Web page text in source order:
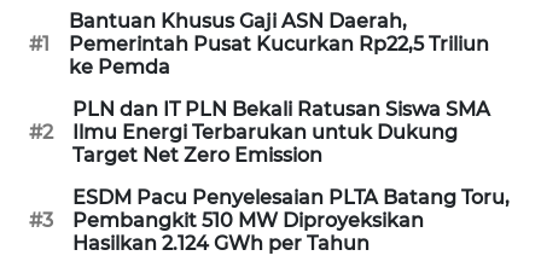
#1
Bantuan Khusus Gaji ASN Daerah,
Pemerintah Pusat Kucurkan Rp22,5 Triliun
ke Pemda
#2
PLN dan IT PLN Bekali Ratusan Siswa SMA
Ilmu Energi Terbarukan untuk Dukung
Target Net Zero Emission
#3
ESDM Pacu Penyelesaian PLTA Batang Toru,
Pembangkit 510 MW Diproyeksikan
Hasilkan 2.124 GWh per Tahun
WAHANA
SELEB
WAHANA
PERSONA
WAHANA
OTOMOTIF